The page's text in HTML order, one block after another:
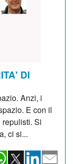
DI
Anzi, i
E con il
repulisti. Si
ci si...